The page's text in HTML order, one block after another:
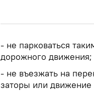
- не парковаться
дорожного движения;
- не въезжать на
заторы или движение